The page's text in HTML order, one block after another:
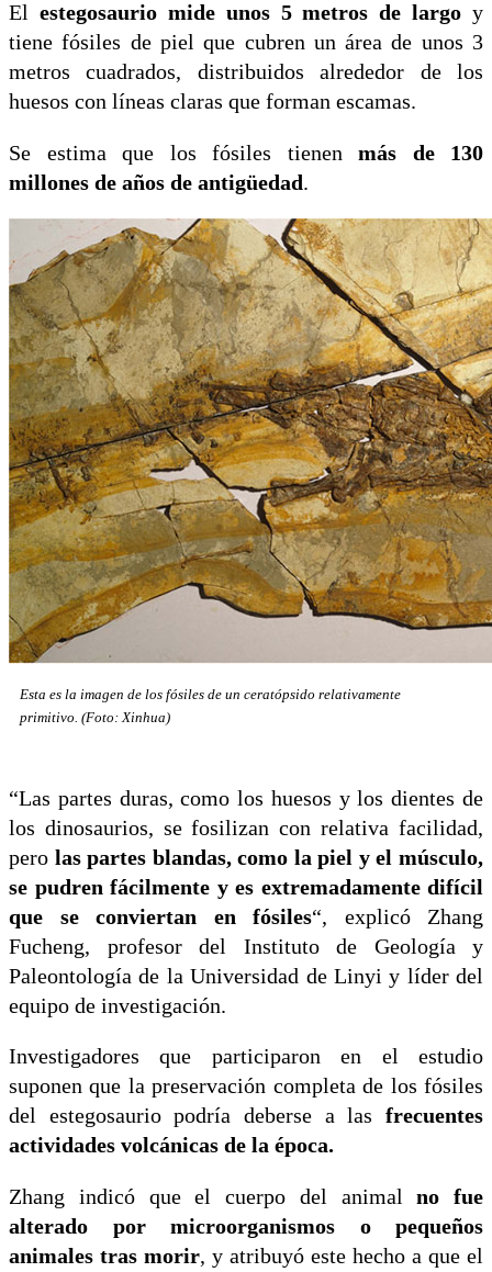
El estegosaurio mide unos 5 metros de largo y
tiene fósiles de piel que cubren un área de unos 3
metros cuadrados, distribuidos alrededor de los
huesos con líneas claras que forman escamas.
Se estima que los fósiles tienen más de 130
millones de años de antigüedad .
Esta es la imagen de los fósiles de un ceratópsido relativamente
primitivo. (Foto: Xinhua)
“Las partes duras, como los huesos y los dientes de
los dinosaurios, se fosilizan con relativa facilidad,
pero las partes blandas, como la piel y el músculo,
se pudren fácilmente y es extremadamente difícil
que se conviertan en fósiles“, explicó Zhang
Fucheng, profesor del Instituto de Geología y
Paleontología de la Universidad de Linyi y líder del
equipo de investigación.
Investigadores que participaron en el estudio
suponen que la preservación completa de los fósiles
del estegosaurio podría deberse a las frecuentes
actividades volcánicas de la época.
Zhang indicó que el cuerpo del animalno fue
alterado por microorganismos o pequeños
animales tras morir, y atribuyó este hecho a que el